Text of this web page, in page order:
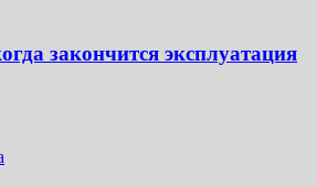
закончится эксплуатация